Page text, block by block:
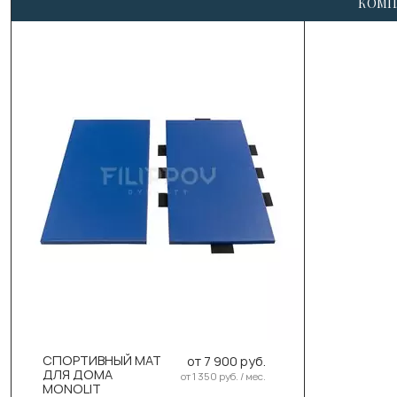
СПОРТИВНЫЙ МАТ
ДЛЯ ДОМА
MONOLIT
от 7 900 руб.
от 1 350 руб. / мес.